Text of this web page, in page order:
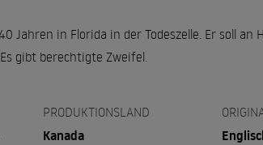
Jahren in Florida in der Todeszelle. Er soll
gibt berechtigte Zweifel.
PRODUKTIONSLAND
Kanada